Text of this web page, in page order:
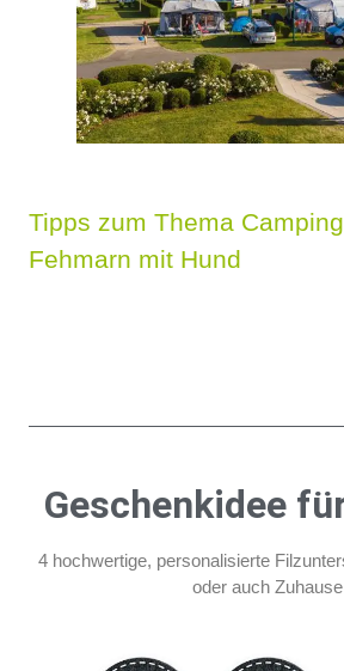
Tipps zum Thema
Fehmarn mit Hund
Geschenkidee
4 hochwertige, personalisierte
oder auch Zuhause